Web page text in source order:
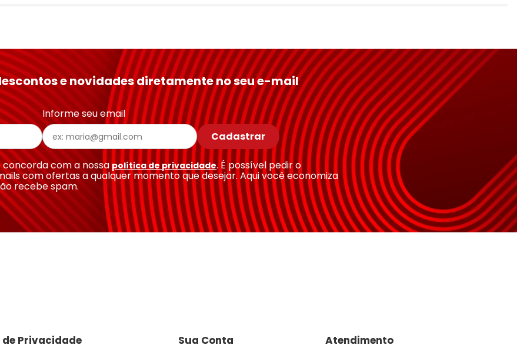
e novidades diretamente no seu e-mail
Informe seu email
Cadastrar
com a nossa política de privacidade. É possível pedir o
com ofertas a qualquer momento que desejar. Aqui você economiza
recebe spam.
Privacidade
Sua Conta
Atendimento